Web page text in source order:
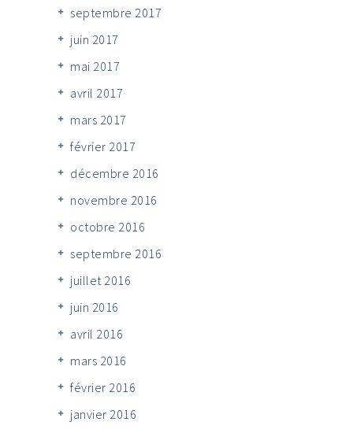
septembre 2017
juin 2017
mai 2017
avril 2017
mars 2017
février 2017
décembre 2016
novembre 2016
octobre 2016
septembre 2016
juillet 2016
juin 2016
avril 2016
mars 2016
février 2016
janvier 2016